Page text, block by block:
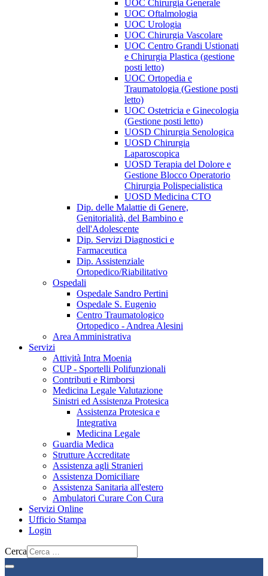
UOC Chirurgia Generale
UOC Oftalmologia
UOC Urologia
UOC Chirurgia Vascolare
UOC Centro Grandi Ustionati
e Chirurgia Plastica (gestione
posti letto)
UOC Ortopedia e
Traumatologia (Gestione posti
letto)
UOC Ostetricia e Ginecologia
(Gestione posti letto)
UOSD Chirurgia Senologica
UOSD Chirurgia
Laparoscopica
UOSD Terapia del Dolore e
Gestione Blocco Operatorio
Chirurgia Polispecialistica
UOSD Medicina CTO
Dip. delle Malattie di Genere,
Genitorialità, del Bambino e
dell'Adolescente
Dip. Servizi Diagnostici e
Farmaceutica
Dip. Assistenziale
Ortopedico/Riabilitativo
Ospedali
Ospedale Sandro Pertini
Ospedale S. Eugenio
Centro Traumatologico
Ortopedico - Andrea Alesini
Area Amministrativa
Servizi
Attività Intra Moenia
CUP - Sportelli Polifunzionali
Contributi e Rimborsi
Medicina Legale Valutazione
Sinistri ed Assistenza Protesica
Assistenza Protesica e
Integrativa
Medicina Legale
Guardia Medica
Strutture Accreditate
Assistenza agli Stranieri
Assistenza Domiciliare
Assistenza Sanitaria all'estero
Ambulatori Curare Con Cura
Servizi Online
Ufficio Stampa
Login
Cerca